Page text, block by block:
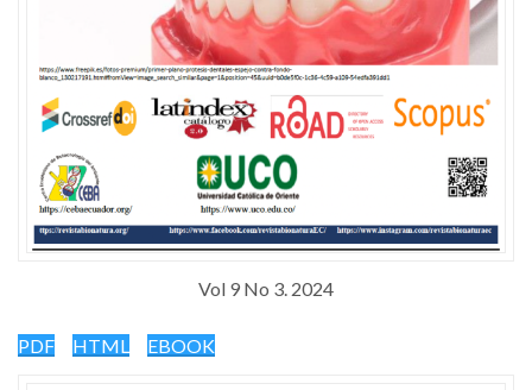
Vol 9 No 3. 2024
PDF HTML EBOOK